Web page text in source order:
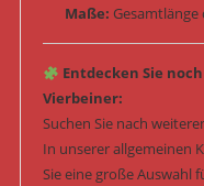
Maße: Gesamtlänge
Entdecken Sie
Vierbeiner:
Suchen Sie nach
In unserer allgemeinen
Sie eine große Auswahl